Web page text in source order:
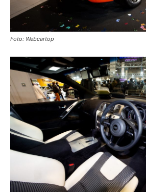
Foto: Webcartop